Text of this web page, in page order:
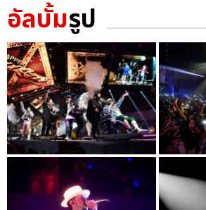
อัลบั้มรูป